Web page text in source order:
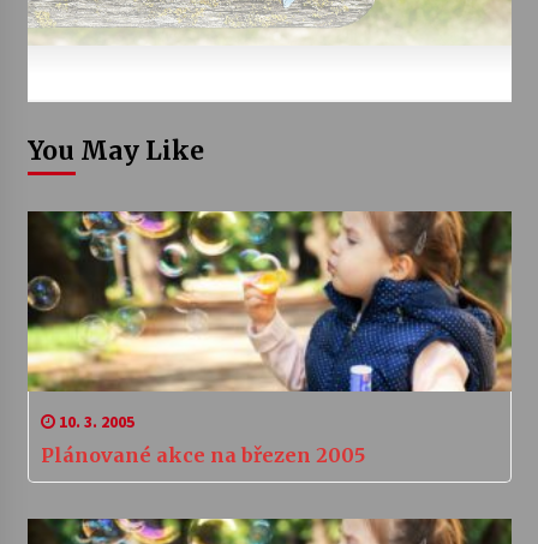
You May Like
10. 3. 2005
Plánované akce na březen 2005